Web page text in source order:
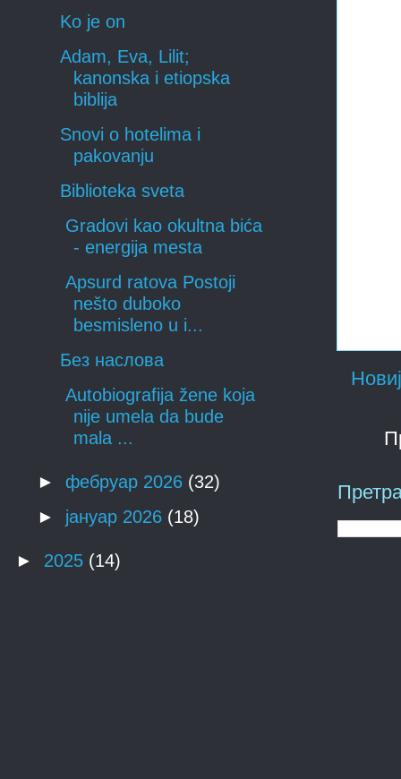
Ko je on
Adam, Eva, Lilit;
kanonska i etiopska
biblija
Snovi o hotelima i
pakovanju
Biblioteka sveta
Gradovi kao okultna bića
- energija mesta
Apsurd ratova Postoji
nešto duboko
besmisleno u i...
Без наслова
Autobiografija žene koja
nije umela da bude
mala ...
► фебруар 2026 (32)
► јануар 2026 (18)
► 2025 (14)